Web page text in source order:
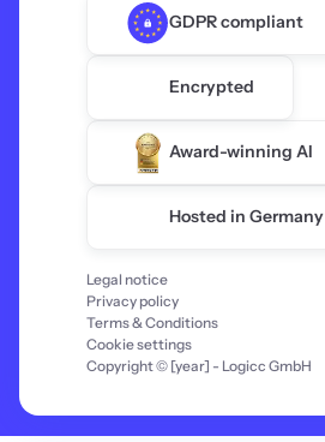
GDPR compliant
Encrypted
Award-winning AI
Hosted in Germany
Copyright © [year] - Logicc GmbH
Legal notice
Privacy policy
Terms & Conditions
Cookie settings